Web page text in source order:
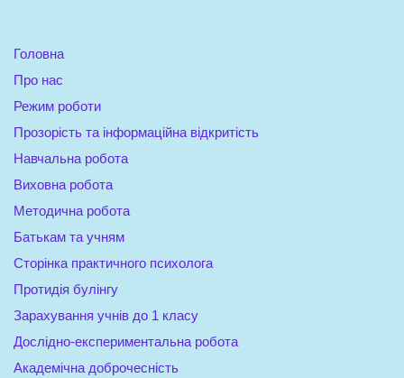
Головна
Про нас
Режим роботи
Прозорість та інформаційна відкритість
Навчальна робота
Виховна робота
Методична робота
Батькам та учням
Сторінка практичного психолога
Протидія булінгу
Зарахування учнів до 1 класу
Дослідно-експериментальна робота
Академічна доброчесність